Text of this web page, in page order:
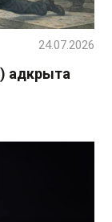
адкрыта
24.07.2026